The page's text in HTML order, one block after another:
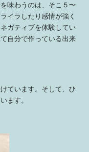
味わうのは、そこ５〜
イラしたり感情が強く
ガティブを体験してい
自分で作っている出来
ています。そして、ひ
ます。